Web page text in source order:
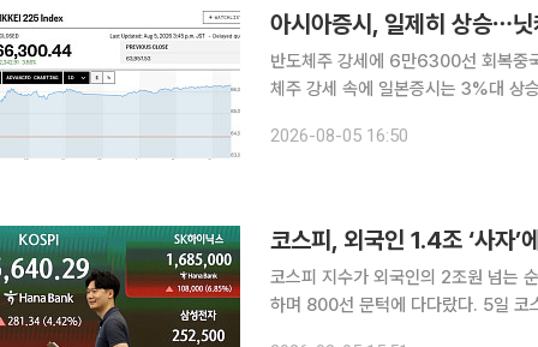
아시아증시, 일제히 상승⋯
반도체주 강세에 6만6300선 회복중
체주 강세 속에 일본증시는 3%대 상승했고 중국증
2026-08-05 16:50
코스피 지수가 외국인의 2조원 넘는
하며 800선 문턱에 다다랐다. 5일 코스피 지수는 전 거래일 대비 239.31포인트(3.76%) 오른